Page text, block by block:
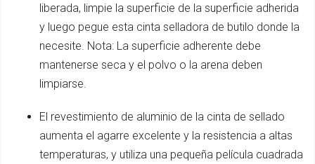
liberada, limpie la superficie de la superficie adherida
y luego pegue esta cinta selladora de butilo donde la
necesite. Nota: La superficie adherente debe
mantenerse seca y el polvo o la arena deben
limpiarse.
El revestimiento de aluminio de la cinta de sellado
aumenta el agarre excelente y la resistencia a altas
temperaturas, y utiliza una pequeña película cuadrada